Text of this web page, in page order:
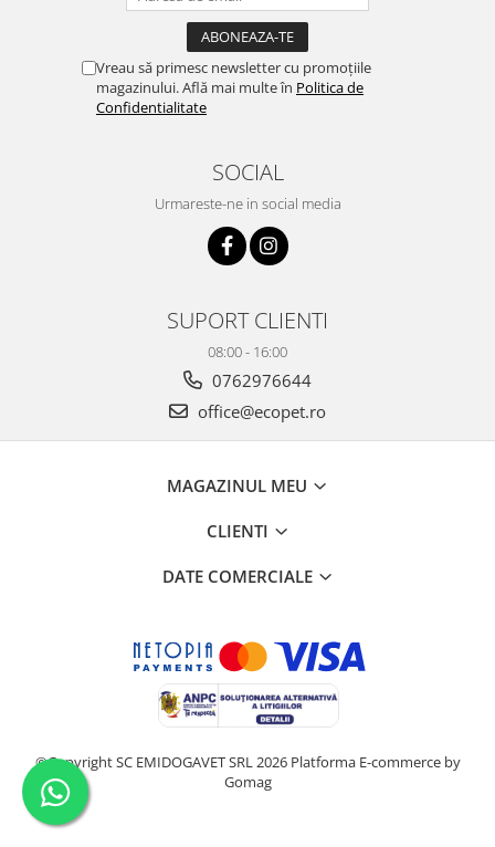
Vreau să primesc newsletter cu promoțiile
magazinului. Află mai multe în Politica de
Confidentialitate
SOCIAL
Urmareste-ne in social media
SUPORT CLIENTI
08:00 - 16:00
0762976644
office@ecopet.ro
MAGAZINUL MEU
CLIENTI
DATE COMERCIALE
©Copyright SC EMIDOGAVET SRL 2026 Platforma E-commerce by
Gomag